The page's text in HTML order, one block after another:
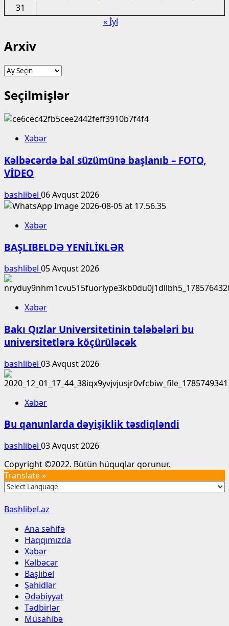
31
« İyl
Arxiv
Arxiv
Seçilmişlər
Xəbər
Kəlbəcərdə bal süzümünə başlanıb – FOTO,
VİDEO
bashlibel 06 Avqust 2026
Xəbər
BAŞLIBELDƏ YENİLİKLƏR
bashlibel 05 Avqust 2026
Xəbər
Bakı Qızlar Universitetinin tələbələri bu
universitetlərə köçürüləcək
bashlibel 03 Avqust 2026
Xəbər
Bu qanunlarda dəyişiklik təsdiqləndi
bashlibel 03 Avqust 2026
Copyright ©2022. Bütün hüquqlar qorunur.
Translate »
Bashlibel.az
Ana səhifə
Haqqımızda
Xəbər
Kəlbəcər
Başlıbel
Şəhidlər
Ədəbiyyat
Tədbirlər
Müsahibə